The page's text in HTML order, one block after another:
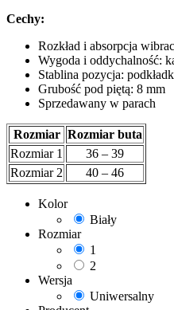
Cechy:
Rozkład i absorpcja
Wygoda i oddychalność:
Stablina pozycja:
Grubość pod piętą: 8 mm
Sprzedawany w parach
Rozmiar Rozmiar buta
Rozmiar 1
36 – 39
Rozmiar 2
40 – 46
Kolor
Biały
Rozmiar
1
2
Wersja
Uniwersalny